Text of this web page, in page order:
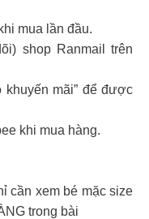
mua lần đầu.
shop Ranmail trên
khuyến mãi” để được
khi mua hàng.
cần xem bé mặc size
trong bài